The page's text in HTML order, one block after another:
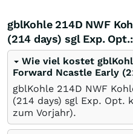
gblKohle 214D NWF
(214 days) sgl Exp.
Wie viel kostet
Forward Ncastle Early
gblKohle 214D NWF
(214 days) sgl Exp. Opt.
zum Vorjahr).